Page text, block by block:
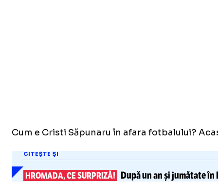
Cum e Cristi Săpunaru în afara fotbalului?
CITEȘTE ȘI
HROMADA, CE SURPRIZĂ! După un an și jumătate în